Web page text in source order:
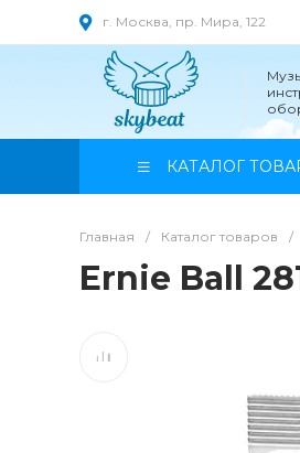
г. Москва, пр. Мира, 122
КАТАЛОГ
Главная / Каталог товаров /
Ernie Ball